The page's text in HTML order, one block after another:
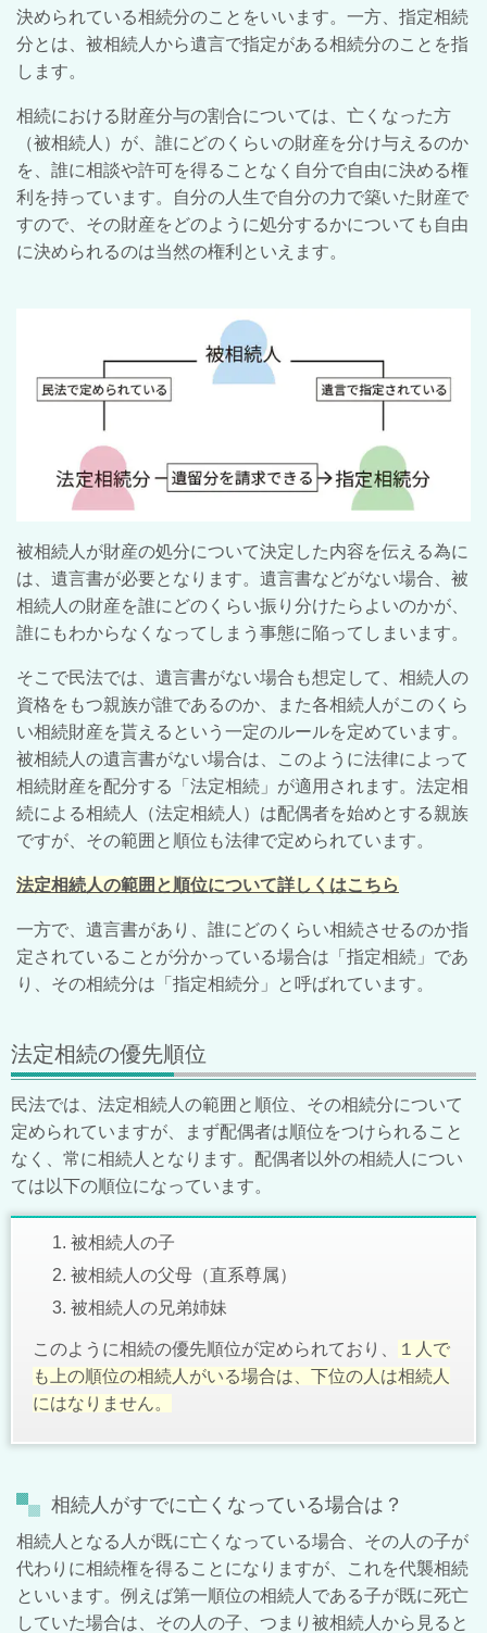
決められている相続分のことをいいます。一方、指定相続
分とは、被相続人から遺言で指定がある相続分のことを指
します。
相続における財産分与の割合については、亡くなった方
（被相続人）が、誰にどのくらいの財産を分け与えるのか
を、誰に相談や許可を得ることなく自分で自由に決める権
利を持っています。自分の人生で自分の力で築いた財産で
すので、その財産をどのように処分するかについても自由
に決められるのは当然の権利といえます。
被相続人が財産の処分について決定した内容を伝える為に
は、遺言書が必要となります。遺言書などがない場合、被
相続人の財産を誰にどのくらい振り分けたらよいのかが、
誰にもわからなくなってしまう事態に陥ってしまいます。
そこで民法では、遺言書がない場合も想定して、相続人の
資格をもつ親族が誰であるのか、また各相続人がこのくら
い相続財産を貰えるという一定のルールを定めています。
被相続人の遺言書がない場合は、このように法律によって
相続財産を配分する「法定相続」が適用されます。法定相
続による相続人（法定相続人）は配偶者を始めとする親族
ですが、その範囲と順位も法律で定められています。
法定相続人の範囲と順位について詳しくはこちら
一方で、遺言書があり、誰にどのくらい相続させるのか指
定されていることが分かっている場合は「指定相続」であ
り、その相続分は「指定相続分」と呼ばれています。
法定相続の優先順位
民法では、法定相続人の範囲と順位、その相続分について
定められていますが、まず配偶者は順位をつけられること
なく、常に相続人となります。配偶者以外の相続人につい
ては以下の順位になっています。
被相続人の子
被相続人の父母（直系尊属）
被相続人の兄弟姉妹
このように相続の優先順位が定められており、
１人で
も上の順位の相続人がいる場合は、下位の人は相続人
にはなりません。
相続人がすでに亡くなっている場合は？
相続人となる人が既に亡くなっている場合、その人の子が
代わりに相続権を得ることになりますが、これを代襲相続
といいます。例えば第一順位の相続人である子が既に死亡
していた場合は、その人の子、つまり被相続人から見ると